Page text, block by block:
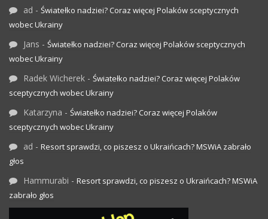
ad - Światełko nadziei? Coraz więcej Polaków sceptycznych
wobec Ukrainy
Jans - Światełko nadziei? Coraz więcej Polaków sceptycznych
wobec Ukrainy
Radek Wicherek - Światełko nadziei? Coraz więcej Polaków
sceptycznych wobec Ukrainy
Katarzyna - Światełko nadziei? Coraz więcej Polaków
sceptycznych wobec Ukrainy
ad - Resort sprawdzi, co piszesz o Ukraińcach? MSWiA zabrało
głos
Hammurabi - Resort sprawdzi, co piszesz o Ukraińcach? MSWiA
zabrało głos